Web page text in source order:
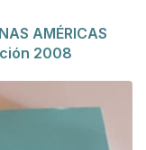
AMÉRICAS
2008